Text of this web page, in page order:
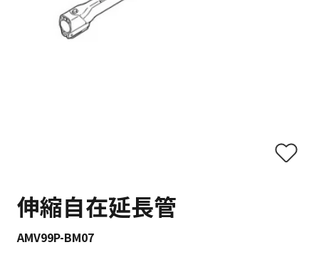
伸縮自在延長管
AMV99P-BM07